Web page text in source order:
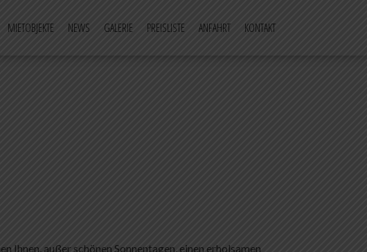
MIETOBJEKTE NEWS GALERIE PREISLISTE ANFAHRT KONTAKT
Ihnen, außer schönen Sonnentagen, einen erholsamen